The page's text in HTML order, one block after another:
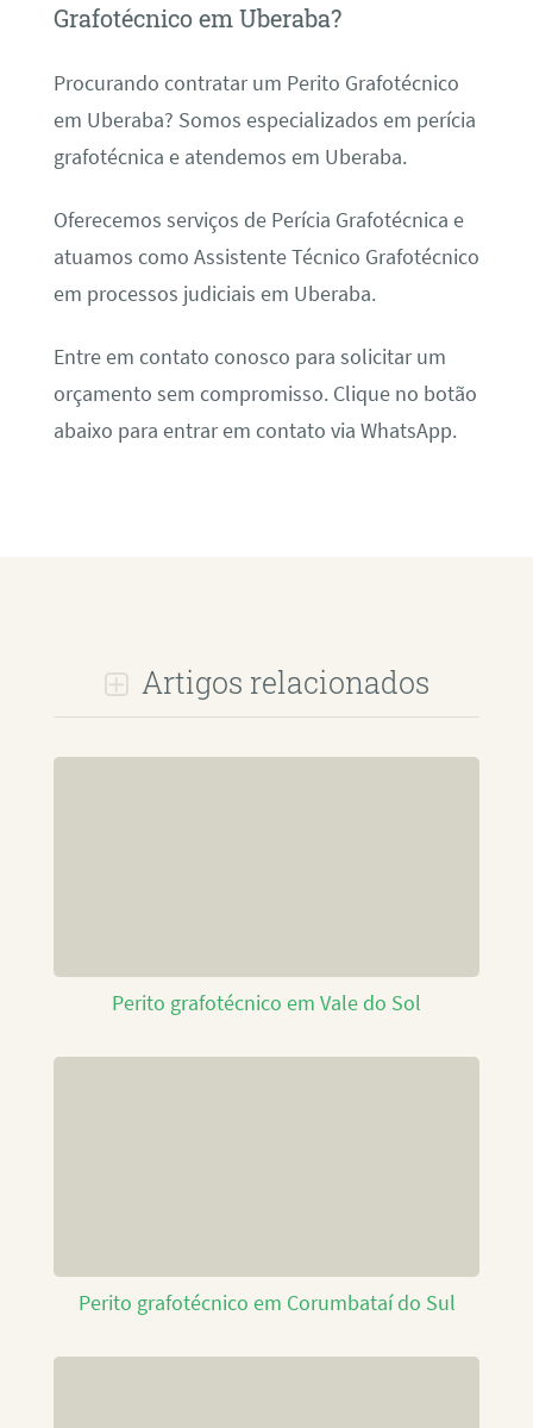
Grafotécnico em Uberaba?
Procurando contratar um Perito Grafotécnico
em Uberaba? Somos especializados em perícia
grafotécnica e atendemos em Uberaba.
Oferecemos serviços de Perícia Grafotécnica e
atuamos como Assistente Técnico Grafotécnico
em processos judiciais em Uberaba.
Entre em contato conosco para solicitar um
orçamento sem compromisso. Clique no botão
abaixo para entrar em contato via WhatsApp.
Artigos relacionados
Perito grafotécnico em Vale do Sol
Perito grafotécnico em Corumbataí do Sul